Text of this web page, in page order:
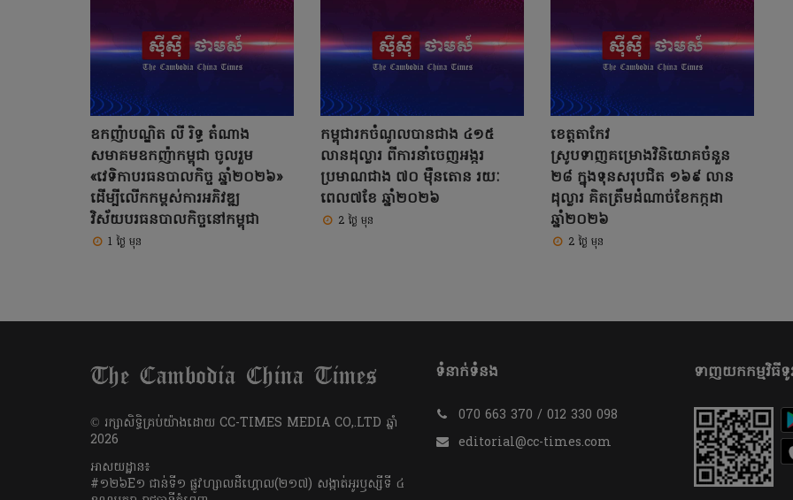
ឧកញ៉ាបណ្ឌិត លី រិទ្ធ តំណាង
សមាគមឧកញ៉ាកម្ពុជា ចូលរួម
«វេទិកាបរធនបាលកិច្ច ឆ្នាំ២០២៦»
ដើម្បីលើកកម្ពស់ការអភិវឌ្ឍ
វិស័យបរធនបាលកិច្ចនៅកម្ពុជា
1 ថ្ងៃ មុន
កម្ពុជារកចំណូលបានជាង ៤១៥
លានដុល្លារ ពីការនាំចេញអង្ករ
ប្រមាណជាង ៧០ ម៉ឺនតោន រយៈ
ពេល៧ខែ ឆ្នាំ២០២៦
2 ថ្ងៃ មុន
ខេត្តតាកែវ
ស្រូបទាញគម្រោងវិនិយោគចំនួន
២៨ ក្នុងទុនសរុបជិត ១៦៩ លាន
ដុល្លារ គិតត្រឹមដំណាច់ខែកក្កដា
ឆ្នាំ២០២៦
2 ថ្ងៃ មុន
​© រក្សា​សិទ្ធិ​គ្រប់​យ៉ាង​ដោយ​ CC-TIMES MEDIA CO,.LTD ឆ្នាំ​
2026
អាសយដ្ឋាន៖
#១២៦E១ ជាន់ទី១ ផ្លូវហ្សាលដឺហ្គោល(២១៧) សង្កាត់អូរឫស្សីទី ៤
ទំនាក់ទំនង
070 663 370 / 012 330 098
editorial@cc-times.com
ទាញយកកម្មវិធីទូ